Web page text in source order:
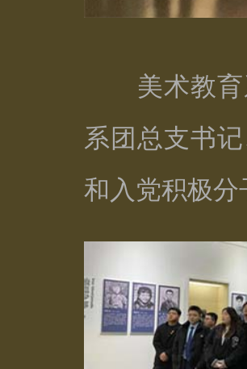
美术教育
系团总支书
和入党积极